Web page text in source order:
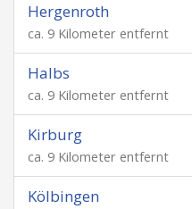
Hergenroth
ca. 9 Kilometer entfernt
Halbs
ca. 9 Kilometer entfernt
Kirburg
ca. 9 Kilometer entfernt
Kölbingen